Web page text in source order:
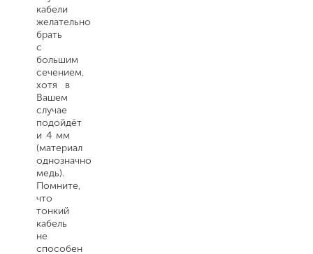
кабели
желательно
брать
с
большим
сечением,
хотя в
Вашем
случае
подойдёт
и 4 мм
(материал
однозначно
медь).
Помните,
что
тонкий
кабель
не
способен